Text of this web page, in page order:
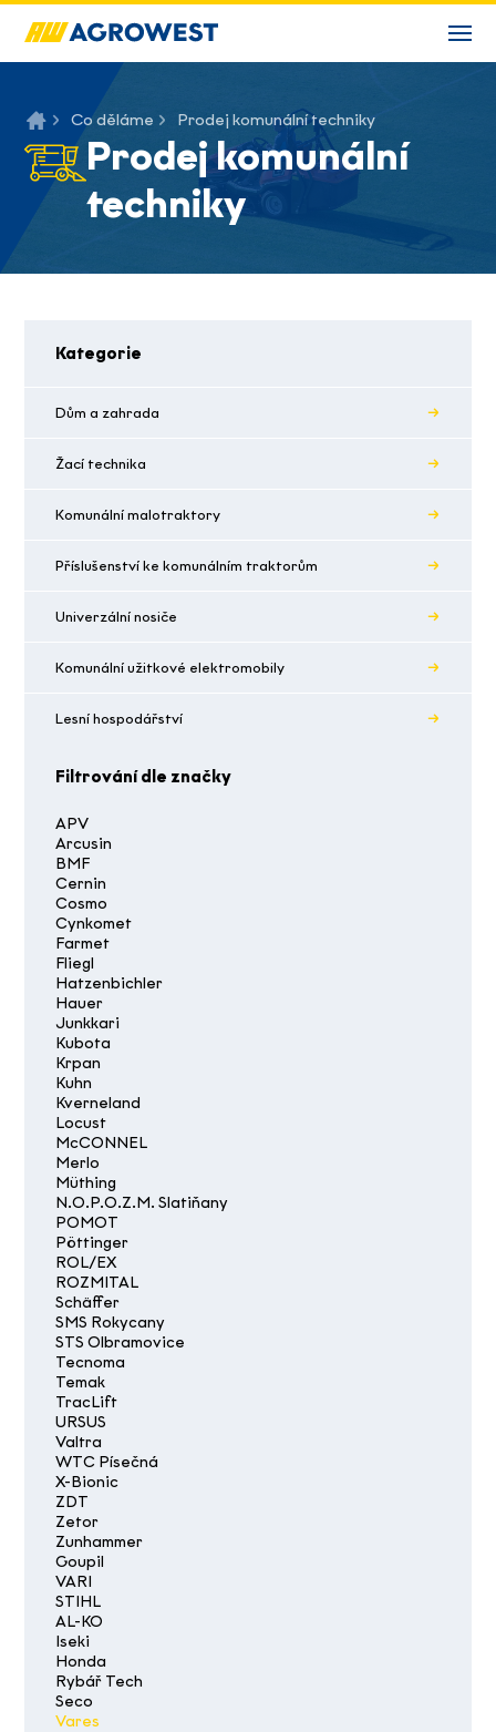
Co děláme Prodej komunální techniky
Prodej komunální
techniky
Kategorie
Dům a zahrada
Žací technika
Komunální malotraktory
Příslušenství ke komunálním traktorům
Univerzální nosiče
Komunální užitkové elektromobily
Lesní hospodářství
Filtrování dle značky
APV
Arcusin
BMF
Cernin
Cosmo
Cynkomet
Farmet
Fliegl
Hatzenbichler
Hauer
Junkkari
Kubota
Krpan
Kuhn
Kverneland
Locust
McCONNEL
Merlo
Müthing
N.O.P.O.Z.M. Slatiňany
POMOT
Pöttinger
ROL/EX
ROZMITAL
Schäffer
SMS Rokycany
STS Olbramovice
Tecnoma
Temak
TracLift
URSUS
Valtra
WTC Písečná
X-Bionic
ZDT
Zetor
Zunhammer
Goupil
VARI
STIHL
AL-KO
Iseki
Honda
Rybář Tech
Seco
Vares